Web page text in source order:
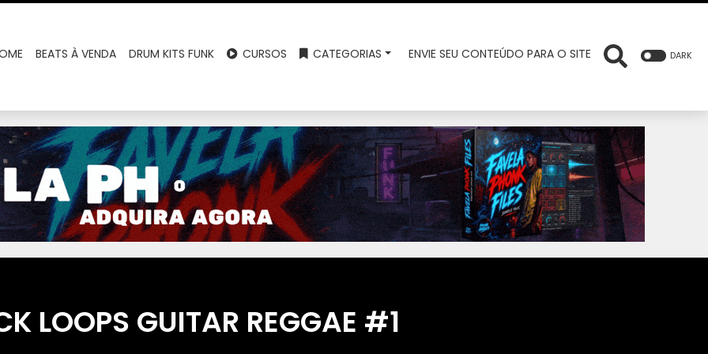
BEATS À VENDA DRUM KITS FUNK CURSOS CATEGORIAS ENVIE SEU CONTEÚDO PARA O SITE DARK
LOOPS GUITAR REGGAE #1